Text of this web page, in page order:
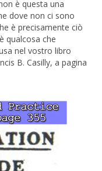
è questa una
dove non ci sono
è precisamente ciò
qualcosa che
nel vostro libro
B. Casilly, a pagina